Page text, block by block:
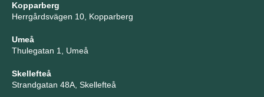
Kopparberg
Herrgårdsvägen 10, Kopparberg
Umeå
Thulegatan 1, Umeå
Skellefteå
Strandgatan 48A, Skellefteå